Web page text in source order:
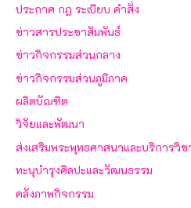
ประกาศ กฎ ระเบียบ คำสั่ง
ข่าวสารประชาสัมพันธ์
ข่าวกิจกรรมส่วนกลาง
ข่าวกิจกรรมส่วนภูมิภาค
ผลิตบัณฑิต
วิจัยและพัฒนา
ส่งเสริมพระพุทธศาสนาและบริการวิ
ทะนุบำรุงศิลปะและวัฒนธรรม
คลังภาพกิจกรรม